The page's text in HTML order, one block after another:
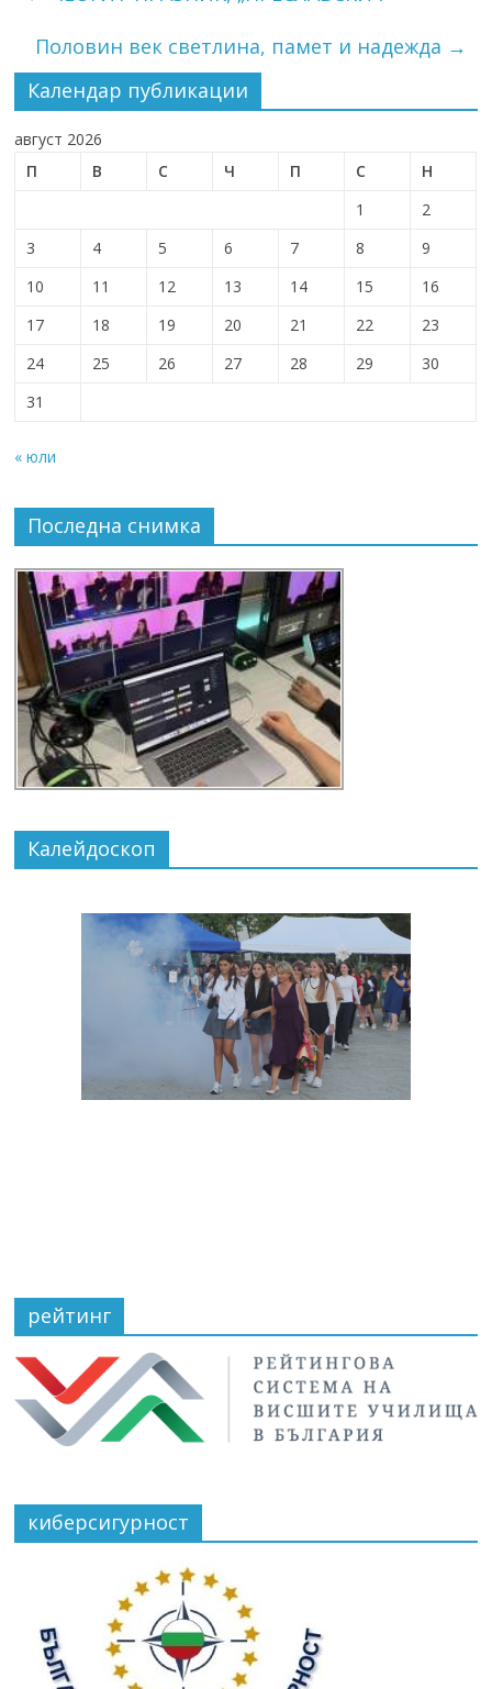
Половин век светлина, памет и надежда →
Календар публикации
август 2026
П
В С Ч П С
Н
1
2
3
4 5 6 7 8
9
10
11 12 13 14 15
16
17
18 19 20 21 22
23
24
25 26 27 28 29
30
31
« юли
Последна снимка
Калейдоскоп
рейтинг
киберсигурност